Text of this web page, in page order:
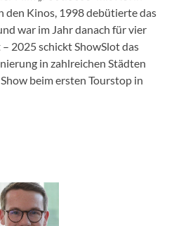
den Kinos, 1998 debütierte das
war im Jahr danach für vier
2025 schickt ShowSlot das
in zahlreichen Städten
beim ersten Tourstop in